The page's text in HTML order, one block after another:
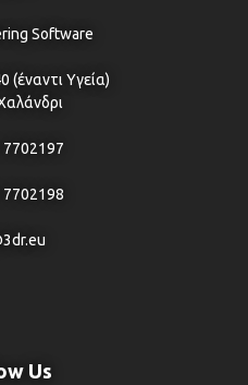
Software
(έναντι Υγεία)
7702197
7702198
Us